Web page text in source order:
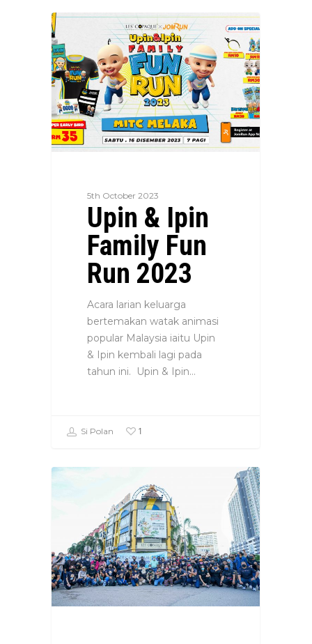
5th October 2023
Upin & Ipin
Family Fun
Run 2023
Acara larian keluarga
bertemakan watak animasi
popular Malaysia iaitu Upin
& Ipin kembali lagi pada
tahun ini. Upin & Ipin…
Si Polan 1